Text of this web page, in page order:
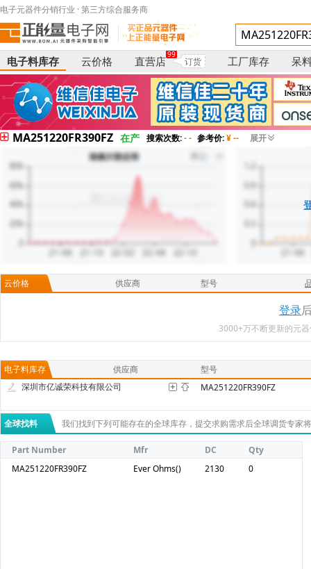
电子元器件分销行业 · 第三方综合服务商
电子料库存 云价格 直营店
99
订货 工厂库存 呆
MA251220FR390FZ 在产 搜索次数:- - 参考价:¥ -- 展开
云价格 供应商 型号
登录
3000+万不断更新的元
电子料库存 供应商
型号
深圳市亿诚荣科技有限公司
MA251220FR390FZ
全球找料 我们找到下列可能存在的全球库存，提交求购需求后全球调货专家
Part Number Mfr DC
Qty
MA251220FR390FZ
Ever Ohms() 2130 0